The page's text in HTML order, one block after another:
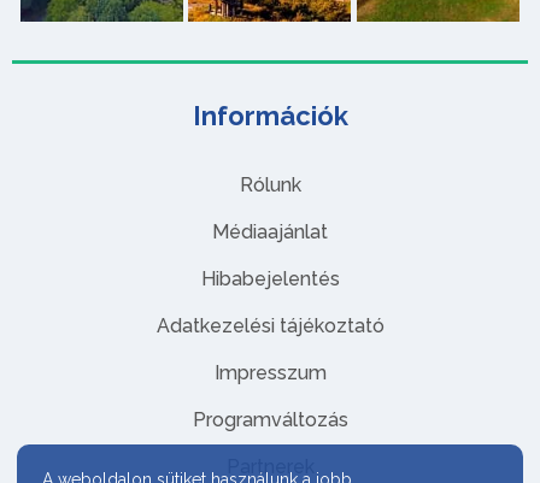
Információk
Rólunk
Médiaajánlat
Hibabejelentés
Adatkezelési tájékoztató
Impresszum
Programváltozás
Partnerek